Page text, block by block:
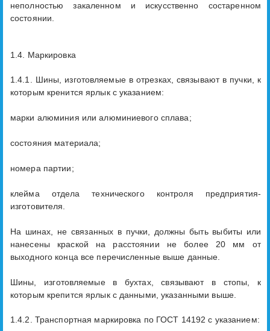
неполностью закаленном и искусственно состаренном
состоянии.
1.4. Маркировка
1.4.1. Шины, изготовляемые в отрезках, связывают в пучки, к
которым кренится ярлык с указанием:
марки алюминия или алюминиевого сплава;
состояния материала;
номера партии;
клейма отдела технического контроля предприятия-
изготовителя.
На шинах, не связанных в пучки, должны быть выбиты или
нанесены краской на расстоянии не более 20 мм от
выходного конца все перечисленные выше данные.
Шины, изготовляемые в бухтах, связывают в стопы, к
которым крепится ярлык с данными, указанными выше.
1.4.2. Транспортная маркировка по ГОСТ 14192 с указанием: